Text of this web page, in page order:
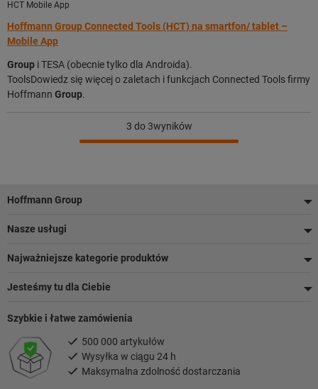
HCT Mobile App
Hoffmann Group Connected Tools (HCT) na smartfon/ tablet –
Mobile App
Group i TESA (obecnie tylko dla Androida).
ToolsDowiedz się więcej o zaletach i funkcjach Connected Tools firmy
Hoffmann Group.
3 do 3wyników
Stopka
Hoffmann Group
Nasze usługi
Najważniejsze kategorie produktów
Jesteśmy tu dla Ciebie
Szybkie i łatwe zamówienia
500 000 artykułów
Wysyłka w ciągu 24 h
Maksymalna zdolność dostarczania